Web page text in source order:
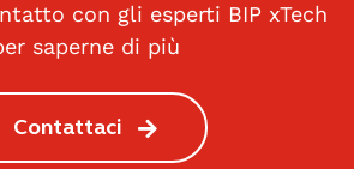
con gli esperti BIP xTech
saperne di più
Contattaci